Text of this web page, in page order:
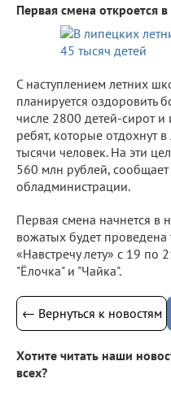
Первая смена откроется
С наступлением летних
планируется оздоровить
числе 2800 детей-сирот
ребят, которые отдохнут
тысячи человек. На эти
560 млн рублей,
обладминистрации.
Первая смена начнется в
вожатых будет
«Навстречу лету» с 19 по
"Ёлочка" и "Чайка".
← Вернуться к новостям
Хотите читать наши
всех?